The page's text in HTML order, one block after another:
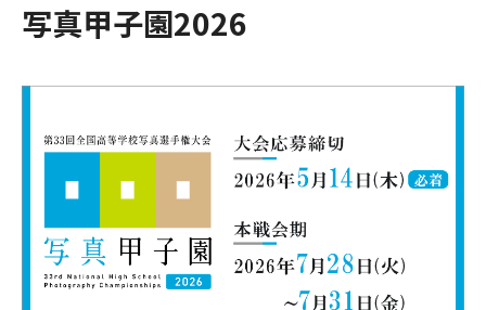
写真甲子園2026